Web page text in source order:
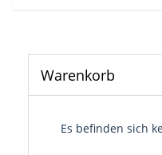
Warenkorb
Es befinden sich